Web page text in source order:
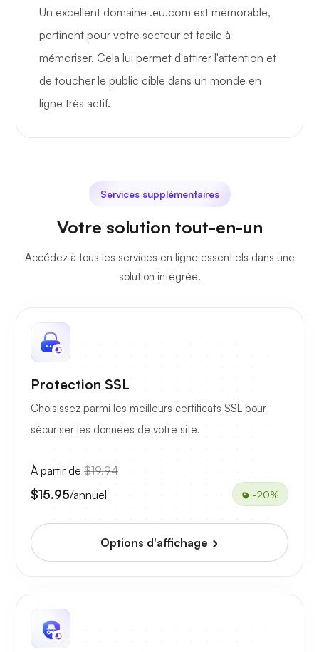
Un excellent domaine .eu.com est mémorable,
pertinent pour votre secteur et facile à
mémoriser. Cela lui permet d'attirer l'attention et
de toucher le public cible dans un monde en
ligne très actif.
Services supplémentaires
Votre solution tout-en-un
Accédez à tous les services en ligne essentiels dans une
solution intégrée.
Protection SSL
Choisissez parmi les meilleurs certificats SSL pour
sécuriser les données de votre site.
À partir de $19.94
$15.95/annuel -20%
Options d'affichage